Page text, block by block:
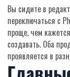
Вы сидите в
переключаться с
проще, чем
создавать. Оба
проявляется в